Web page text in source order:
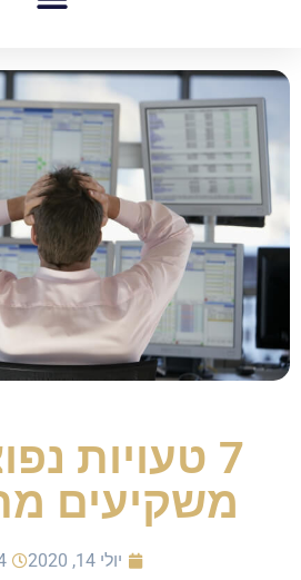
7 טעויות
משקיעים
יולי 14, 2020